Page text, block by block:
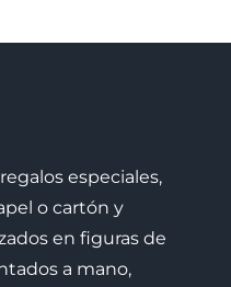
especiales,
o cartón y
en figuras de
a mano,